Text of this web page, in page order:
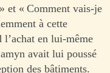
et « Comment vais-je
à cette
l’achat en lui-même
avait lui poussé
des bâtiments.